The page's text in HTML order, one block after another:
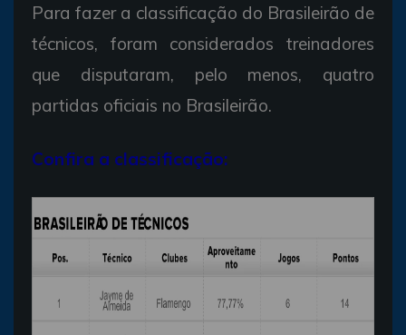
Para fazer a classificação do Brasileirão de
técnicos, foram considerados treinadores
que disputaram, pelo menos, quatro
partidas oficiais no Brasileirão.
Confira a classificação: